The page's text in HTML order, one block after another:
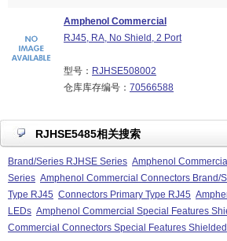
Amphenol Commercial
RJ45, RA, No Shield, 2 Port
型号： RJHSE508002
仓库库存编号： 70566588
RJHSE5485相关搜索
Brand/Series RJHSE Series Amphenol
Series Amphenol Commercial Connectors Brand/
Type RJ45 Connectors Primary Type RJ45
LEDs Amphenol Commercial Special Features
Commercial Connectors Special Features